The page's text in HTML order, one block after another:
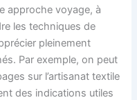
approche voyage, à
les techniques de
pleinement
Par exemple, on peut
sur l’artisanat textile
des indications utiles